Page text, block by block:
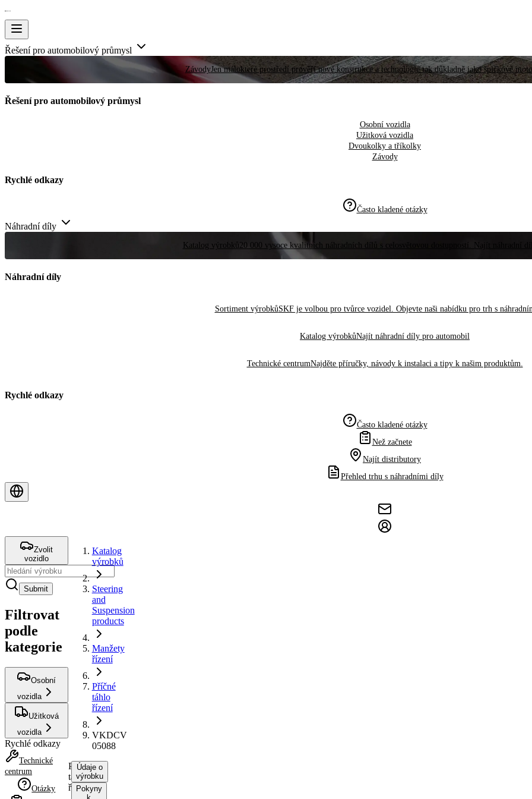
Řešení pro automobilový průmysl
ZávodyJen málokteré prostředí prověří nové konstrukce a technologie tak důkladně jako špičkové
Řešení pro automobilový průmysl
Osobní vozidla
Užitková vozidla
Dvoukolky a tříkolky
Závody
Rychlé odkazy
Často kladené otázky
Náhradní díly
Katalog výrobků20 000 vysoce kvalitních náhradních dílů s celosvětovou dostupností. Najít náhradní
Náhradní díly
Sortiment výrobkůSKF je volbou pro tvůrce vozidel. Objevte naši nabídku pro trh s
Katalog výrobkůNajít náhradní díly pro automobil
Technické centrumNajděte příručky, návody k instalaci a tipy k našim produktům.
Rychlé odkazy
Často kladené otázky
Než začnete
Najít distributory
Přehled trhu s náhradními díly
Zvolit
vozidlo
Submit
Filtrovat
podle
kategorie
Osobní
vozidla
Užitková
vozidla
Rychlé odkazy
Technické
centrum
Otázky
Katalog
výrobků
Steering
and
Suspension
products
Manžety
řízení
Příčné
táhlo
řízení
VKDCV
05088
Příčné
táhlo
řízení
Údaje o
výrobku
Pokyny